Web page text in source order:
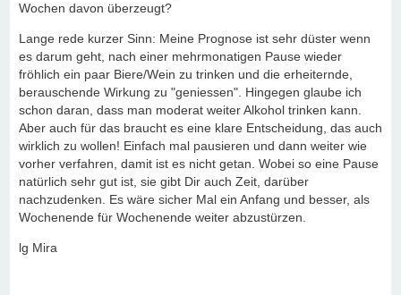
Wochen davon überzeugt?
Lange rede kurzer Sinn: Meine Prognose ist sehr düster wenn
es darum geht, nach einer mehrmonatigen Pause wieder
fröhlich ein paar Biere/Wein zu trinken und die erheiternde,
berauschende Wirkung zu "geniessen". Hingegen glaube ich
schon daran, dass man moderat weiter Alkohol trinken kann.
Aber auch für das braucht es eine klare Entscheidung, das auch
wirklich zu wollen! Einfach mal pausieren und dann weiter wie
vorher verfahren, damit ist es nicht getan. Wobei so eine Pause
natürlich sehr gut ist, sie gibt Dir auch Zeit, darüber
nachzudenken. Es wäre sicher Mal ein Anfang und besser, als
Wochenende für Wochenende weiter abzustürzen.
lg Mira